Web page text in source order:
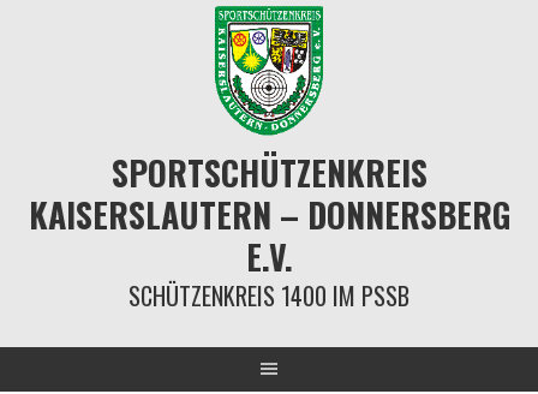
SPORTSCHÜTZENKREIS
KAISERSLAUTERN – DONNERSBERG
E.V.
SCHÜTZENKREIS 1400 IM PSSB